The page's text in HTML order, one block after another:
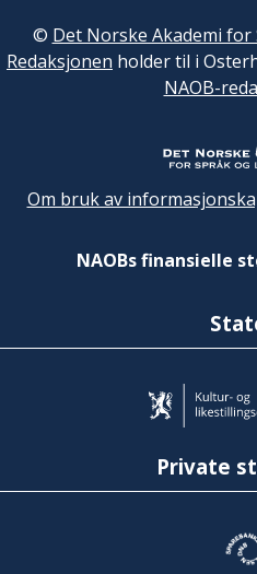
© Det Norske Akademi
Redaksjonen holder til i
NAOB-
Om bruk av
NAOBs finansielle
Private